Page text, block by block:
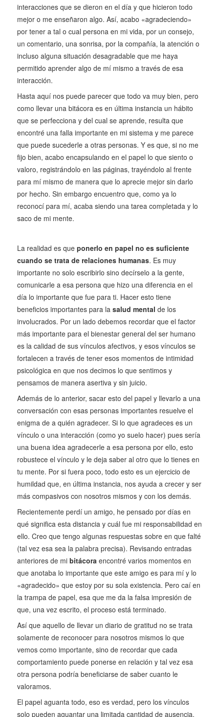
interacciones que se dieron en el día y que hicieron todo
mejor o me enseñaron algo. Así, acabo «agradeciendo»
por tener a tal o cual persona en mi vida, por un consejo,
un comentario, una sonrisa, por la compañía, la atención o
incluso alguna situación desagradable que me haya
permitido aprender algo de mí mismo a través de esa
interacción.
Hasta aquí nos puede parecer que todo va muy bien, pero
como llevar una bitácora es en última instancia un hábito
que se perfecciona y del cual se aprende, resulta que
encontré una falla importante en mi sistema y me parece
que puede sucederle a otras personas. Y es que, si no me
fijo bien, acabo encapsulando en el papel lo que siento o
valoro, registrándolo en las páginas, trayéndolo al frente
para mí mismo de manera que lo aprecie mejor sin darlo
por hecho. Sin embargo encuentro que, como ya lo
reconocí para mí, acaba siendo una tarea completada y lo
saco de mi mente.
La realidad es que ponerlo en papel no es suficiente
cuando se trata de relaciones humanas. Es muy
importante no solo escribirlo sino decírselo a la gente,
comunicarle a esa persona que hizo una diferencia en el
día lo importante que fue para ti. Hacer esto tiene
beneficios importantes para la salud mental de los
involucrados. Por un lado debemos recordar que el factor
más importante para el bienestar general del ser humano
es la calidad de sus vínculos afectivos, y esos vínculos se
fortalecen a través de tener esos momentos de intimidad
psicológica en que nos decimos lo que sentimos y
pensamos de manera asertiva y sin juicio.
Además de lo anterior, sacar esto del papel y llevarlo a una
conversación con esas personas importantes resuelve el
enigma de a quién agradecer. Si lo que agradeces es un
vínculo o una interacción (como yo suelo hacer) pues sería
una buena idea agradecerle a esa persona por ello, esto
robustece el vínculo y le deja saber al otro que lo tienes en
tu mente. Por si fuera poco, todo esto es un ejercicio de
humildad que, en última instancia, nos ayuda a crecer y ser
más compasivos con nosotros mismos y con los demás.
Recientemente perdí un amigo, he pensado por días en
qué significa esta distancia y cuál fue mi responsabilidad en
ello. Creo que tengo algunas respuestas sobre en que falté
(tal vez esa sea la palabra precisa). Revisando entradas
anteriores de mi bitácora encontré varios momentos en
que anotaba lo importante que este amigo es para mí y lo
«agradecido» que estoy por su sola existencia. Pero caí en
la trampa de papel, esa que me da la falsa impresión de
que, una vez escrito, el proceso está terminado.
Así que aquello de llevar un diario de gratitud no se trata
solamente de reconocer para nosotros mismos lo que
vemos como importante, sino de recordar que cada
comportamiento puede ponerse en relación y tal vez esa
otra persona podría beneficiarse de saber cuanto le
valoramos.
El papel aguanta todo, eso es verdad, pero los vínculos
solo pueden aguantar una limitada cantidad de ausencia.